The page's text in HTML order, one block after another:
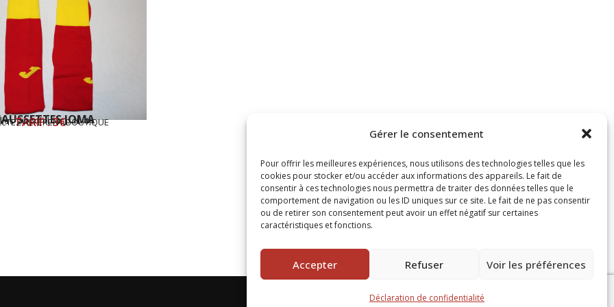
Gérer le consentement
Pour offrir les meilleures expériences, nous utilisons des technologies telles que les
cookies pour stocker et/ou accéder aux informations des appareils. Le fait de
consentir à ces technologies nous permettra de traiter des données telles que le
comportement de navigation ou les ID uniques sur ce site. Le fait de ne pas consentir
ou de retirer son consentement peut avoir un effet négatif sur certaines
caractéristiques et fonctions.
Accepter Refuser Voir les préférences
Déclaration de confidentialité
JOMA
disponibles : 40-44
TARIF : 3€
RÉFÉRENT BOUTIQUE